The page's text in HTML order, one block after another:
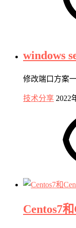
windows
修改端口方案
技术分享 2022
Centos7